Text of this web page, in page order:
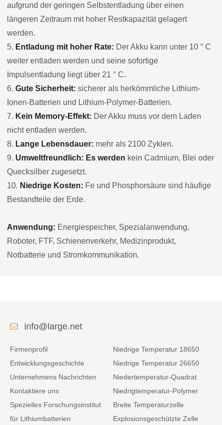
aufgrund der geringen Selbstentladung über einen
längeren Zeitraum mit hoher Restkapazität gelagert
werden.
5. Entladung mit hoher Rate: Der Akku kann unter 10 ° C
weiter entladen werden und seine sofortige
Impulsentladung liegt über 21 ° C.
6. Gute Sicherheit: sicherer als herkömmliche Lithium-
Ionen-Batterien und Lithium-Polymer-Batterien.
7. Kein Memory-Effekt: Der Akku muss vor dem Laden
nicht entladen werden.
8. Lange Lebensdauer: mehr als 2100 Zyklen.
9. Umweltfreundlich: Es werden kein Cadmium, Blei oder
Quecksilber zugesetzt.
10. Niedrige Kosten: Fe und Phosphorsäure sind häufige
Bestandteile der Erde.
Anwendung: Energiespeicher, Spezialanwendung,
Roboter, FTF, Schienenverkehr, Medizinprodukt,
Notbatterie und Stromkommunikation.
info@large.net
Firmenprofil
Entwicklungsgeschichte
Unternehmens Nachrichten
Kontaktiere uns
Spezielles Forschungsinstitut
für Lithiumbatterien
Niedrige Temperatur 18650
Niedrige Temperatur 26650
Niedertemperatur-Quadrat
Niedrigtemperatur-Polymer
Breite Temperaturzelle
Explosionsgeschützte Zelle